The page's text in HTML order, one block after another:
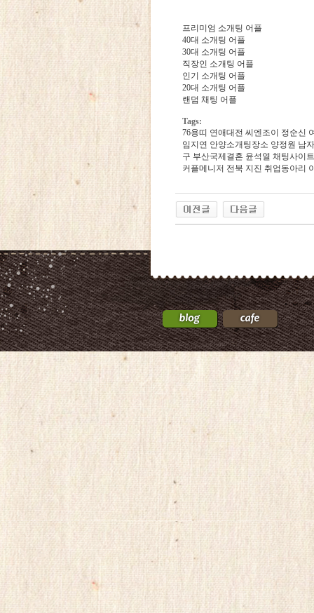
프리미엄 소개팅 어플
40대 소개팅 어플
30대 소개팅 어플
직장인 소개팅 어플
인기 소개팅 어플
20대 소개팅 어플
랜덤 채팅 어플
Tags:
7­6­용­띠 연애대전 씨­엔­조­이 정순신
임지연 안­양­소­개­팅­장­소 양정원 남
구 부­산­국­제­결­혼 윤석열 채팅사이
커플메니저 전북 지진 취­업­동­아­리
24Parmacy
우
즐
성
비
아
탑-
릴
지
gmdqnswp
alvmwls.xyz
탑-
시
리
스
입
skrxo